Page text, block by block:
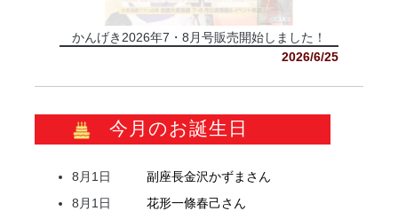
かんげき2026年7・8月号販売開始しました！
2026/6/25
今月のお誕生日
8月1日 副座長金沢かずま さん
8月1日
花形一條春己さん